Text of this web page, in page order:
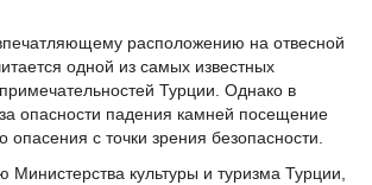
расположению на отвесной
одной из самых известных
Турции. Однако в
опасности падения камней посещение
опасения с точки зрения безопасности.
Министерства культуры и туризма Турции,